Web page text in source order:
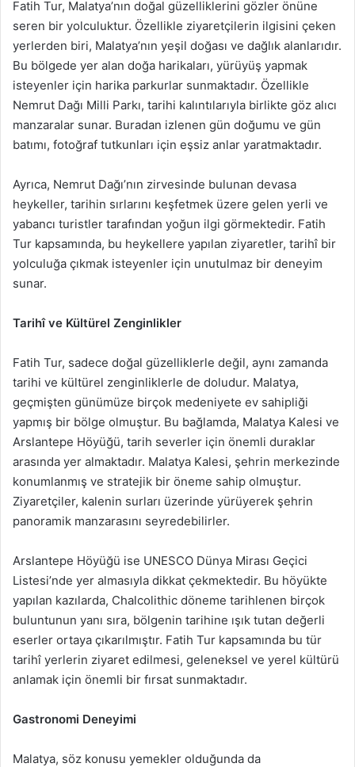
Fatih Tur, Malatya’nın doğal güzelliklerini gözler önüne
seren bir yolculuktur. Özellikle ziyaretçilerin ilgisini çeken
yerlerden biri, Malatya’nın yeşil doğası ve dağlık alanlarıdır.
Bu bölgede yer alan doğa harikaları, yürüyüş yapmak
isteyenler için harika parkurlar sunmaktadır. Özellikle
Nemrut Dağı Milli Parkı, tarihi kalıntılarıyla birlikte göz alıcı
manzaralar sunar. Buradan izlenen gün doğumu ve gün
batımı, fotoğraf tutkunları için eşsiz anlar yaratmaktadır.
Ayrıca, Nemrut Dağı’nın zirvesinde bulunan devasa
heykeller, tarihin sırlarını keşfetmek üzere gelen yerli ve
yabancı turistler tarafından yoğun ilgi görmektedir. Fatih
Tur kapsamında, bu heykellere yapılan ziyaretler, tarihî bir
yolculuğa çıkmak isteyenler için unutulmaz bir deneyim
sunar.
Tarihî ve Kültürel Zenginlikler
Fatih Tur, sadece doğal güzelliklerle değil, aynı zamanda
tarihi ve kültürel zenginliklerle de doludur. Malatya,
geçmişten günümüze birçok medeniyete ev sahipliği
yapmış bir bölge olmuştur. Bu bağlamda, Malatya Kalesi ve
Arslantepe Höyüğü, tarih severler için önemli duraklar
arasında yer almaktadır. Malatya Kalesi, şehrin merkezinde
konumlanmış ve stratejik bir öneme sahip olmuştur.
Ziyaretçiler, kalenin surları üzerinde yürüyerek şehrin
panoramik manzarasını seyredebilirler.
Arslantepe Höyüğü ise UNESCO Dünya Mirası Geçici
Listesi’nde yer almasıyla dikkat çekmektedir. Bu höyükte
yapılan kazılarda, Chalcolithic döneme tarihlenen birçok
buluntunun yanı sıra, bölgenin tarihine ışık tutan değerli
eserler ortaya çıkarılmıştır. Fatih Tur kapsamında bu tür
tarihî yerlerin ziyaret edilmesi, geleneksel ve yerel kültürü
anlamak için önemli bir fırsat sunmaktadır.
Gastronomi Deneyimi
Malatya, söz konusu yemekler olduğunda da